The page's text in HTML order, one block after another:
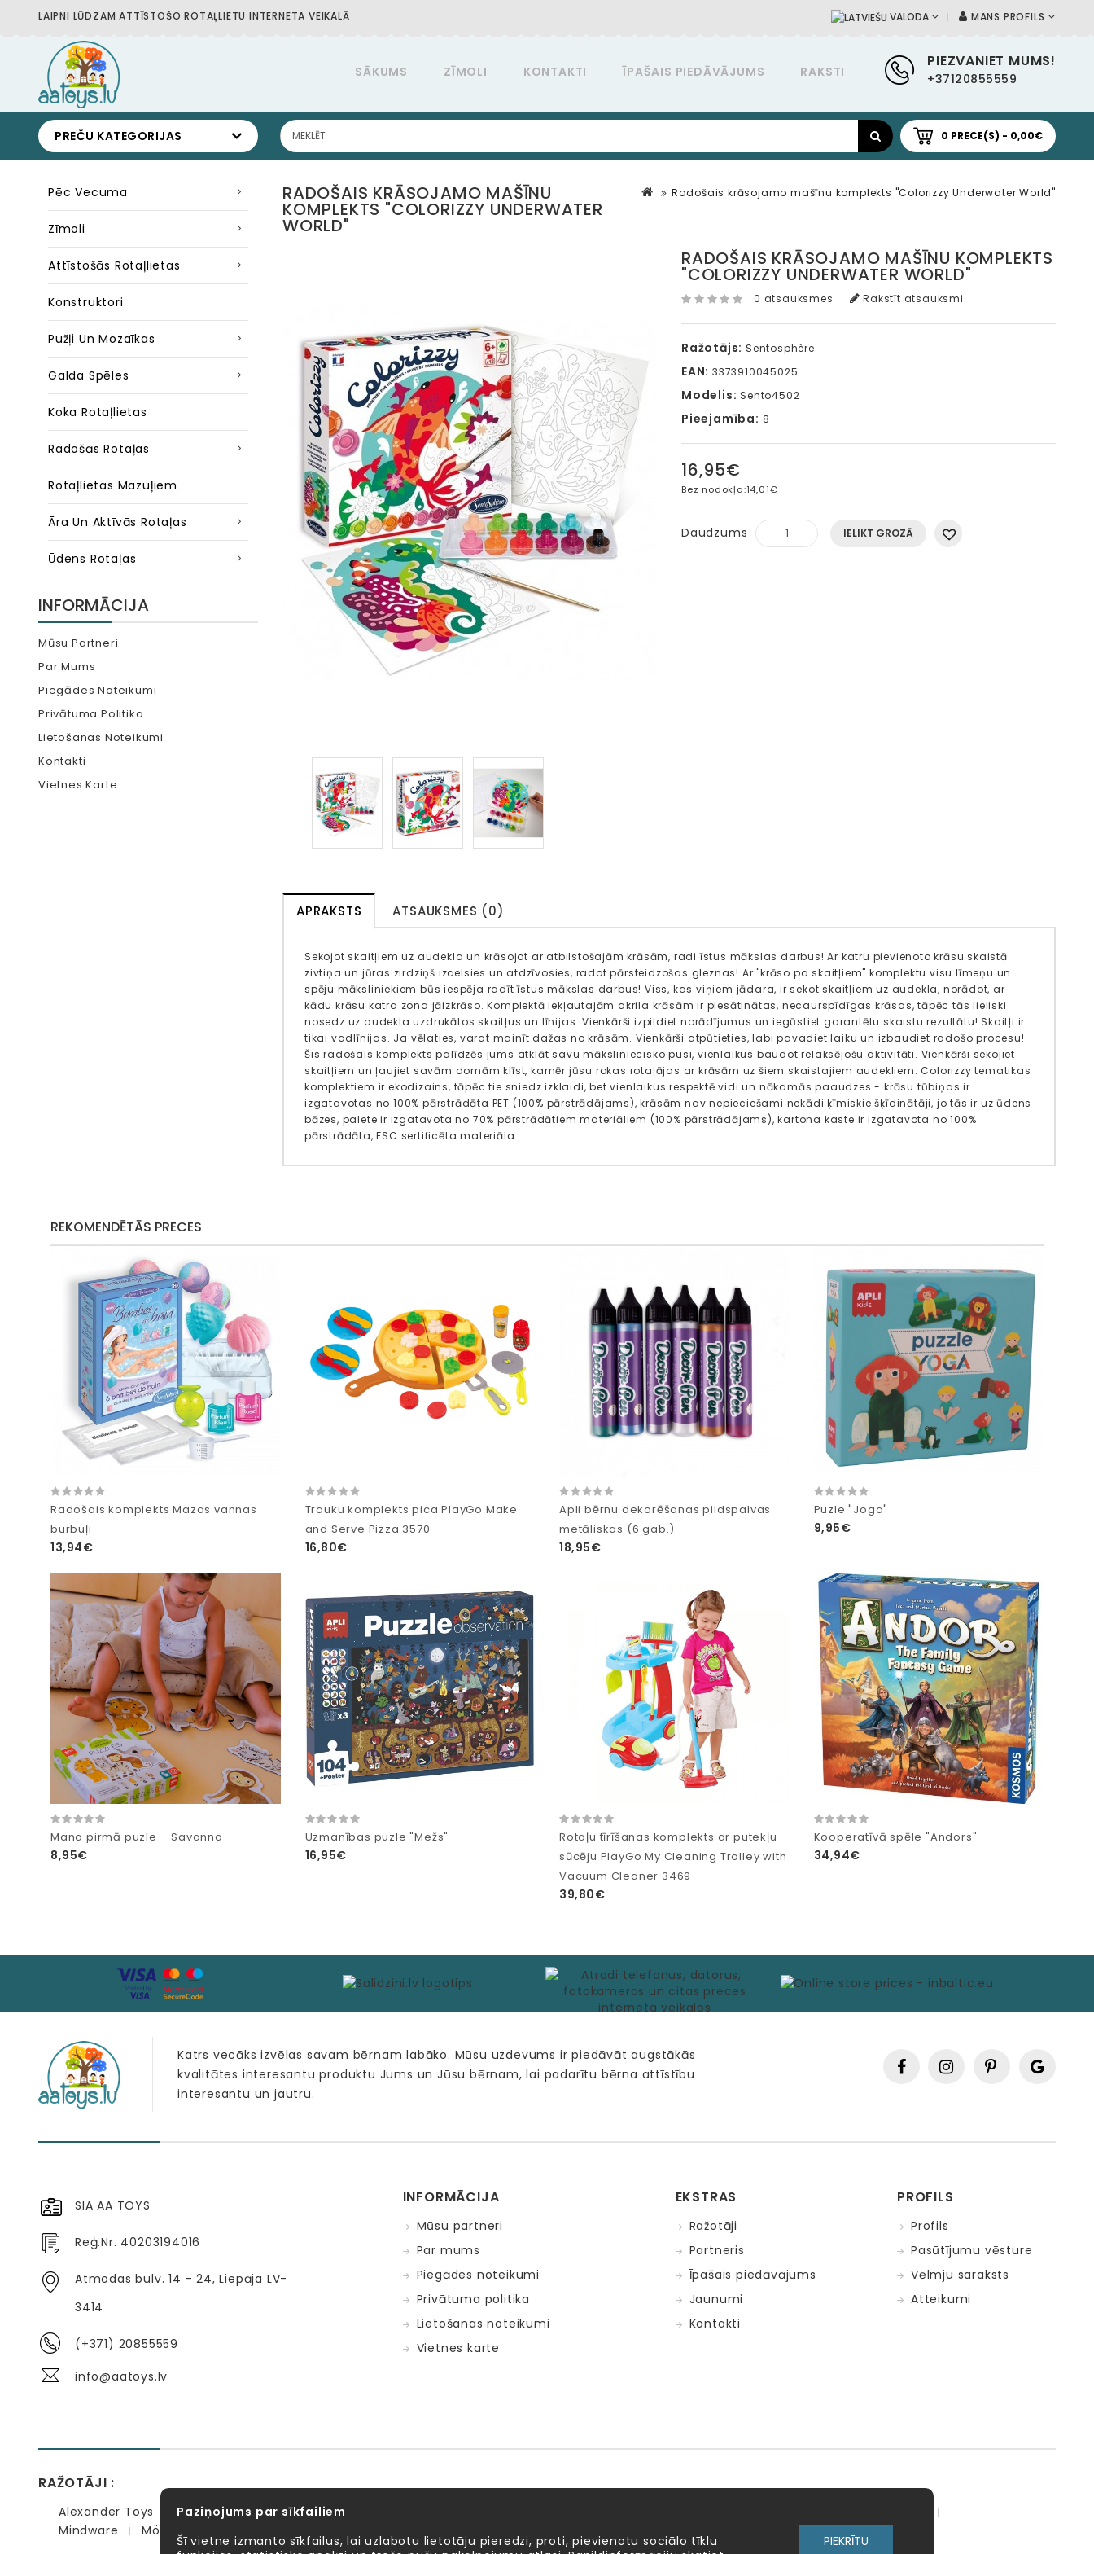
LAIPNI LŪDZAM ATTĪSTOŠO ROTAĻLIETU INTERNETA VEIKALĀ MANS PROFILS
VALODA
PIEZVANIET MUMS!
+37120855559
SĀKUMS ZĪMOLI KONTAKTI ĪPAŠAIS PIEDĀVĀJUMS RAKSTI
PREČU KATEGORIJAS 0 PRECE(S) - 0,00€
Pēc Vecuma
Zīmoli
Attīstošās Rotaļlietas
Konstruktori
Pužļi Un Mozaīkas
Galda Spēles
Koka Rotaļlietas
Radošās Rotaļas
Rotaļlietas Mazuļiem
Āra Un Aktīvās Rotaļas
Ūdens Rotaļas
INFORMĀCIJA
Mūsu Partneri
Par Mums
Piegādes Noteikumi
Privātuma Politika
Lietošanas Noteikumi
Kontakti
Vietnes Karte
Radošais krāsojamo mašīnu komplekts "Colorizzy Underwater World"
RADOŠAIS KRĀSOJAMO MAŠĪNU
KOMPLEKTS "COLORIZZY UNDERWATER
WORLD"
RADOŠAIS KRĀSOJAMO MAŠĪNU KOMPLEKTS
"COLORIZZY UNDERWATER WORLD"
0 atsauksmes Rakstīt atsauksmi
Ražotājs: Sentosphère
EAN: 3373910045025
Modelis: Sento4502
Pieejamība: 8
16,95€
Bez nodokļa:14,01€
Daudzums IELIKT GROZĀ
APRAKSTS ATSAUKSMES (0)
Sekojot skaitļiem uz audekla un krāsojot ar atbilstošajām krāsām, radi īstus mākslas darbus! Ar katru pievienoto krāsu skaistā
zivtiņa un jūras zirdziņš izcelsies un atdzīvosies, radot pārsteidzošas gleznas! Ar "krāso pa skaitļiem" komplektu visu līmeņu un
spēju māksliniekiem būs iespēja radīt īstus mākslas darbus! Viss, kas viņiem jādara, ir sekot skaitļiem uz audekla, norādot, ar
kādu krāsu katra zona jāizkrāso. Komplektā iekļautajām akrila krāsām ir piesātinātas, necaurspīdīgas krāsas, tāpēc tās lieliski
nosedz uz audekla uzdrukātos skaitļus un līnijas. Vienkārši izpildiet norādījumus un iegūstiet garantētu skaistu rezultātu! Skaitļi ir
tikai vadlīnijas. Ja vēlaties, varat mainīt dažas no krāsām. Vienkārši atpūtieties, labi pavadiet laiku un izbaudiet radošo procesu!
Šis radošais komplekts palīdzēs jums atklāt savu māksliniecisko pusi, vienlaikus baudot relaksējošu aktivitāti. Vienkārši sekojiet
skaitļiem un ļaujiet savām domām klīst, kamēr jūsu rokas rotaļājas ar krāsām uz šiem skaistajiem audekliem. Colorizzy tematikas
komplektiem ir ekodizains, tāpēc tie sniedz izklaidi, bet vienlaikus respektē vidi un nākamās paaudzes - krāsu tūbiņas ir
izgatavotas no 100% pārstrādāta PET (100% pārstrādājams), krāsām nav nepieciešami nekādi ķīmiskie šķīdinātāji, jo tās ir uz ūdens
bāzes, palete ir izgatavota no 70% pārstrādātiem materiāliem (100% pārstrādājams), kartona kaste ir izgatavota no 100%
pārstrādāta, FSC sertificēta materiāla.
REKOMENDĒTĀS PRECES
Radošais komplekts Mazas vannas
burbuļi
13,94€
Trauku komplekts pica PlayGo Make
and Serve Pizza 3570
16,80€
Apli bērnu dekorēšanas pildspalvas
metāliskas (6 gab.)
18,95€
Puzle "Joga"
9,95€
Mana pirmā puzle – Savanna
8,95€
Uzmanības puzle "Mežs"
16,95€
Rotaļu tīrīšanas komplekts ar putekļu
sūcēju PlayGo My Cleaning Trolley with
Vacuum Cleaner 3469
39,80€
Kooperatīvā spēle "Andors"
34,94€
Katrs vecāks izvēlas savam bērnam labāko. Mūsu uzdevums ir piedāvāt augstākās
kvalitātes interesantu produktu Jums un Jūsu bērnam, lai padarītu bērna attīstību
interesantu un jautru.
SIA AA TOYS
Reģ.Nr. 40203194016
Atmodas bulv. 14 - 24, Liepāja LV-
3414
(+371) 20855559
info@aatoys.lv
INFORMĀCIJA
Mūsu partneri
Par mums
Piegādes noteikumi
Privātuma politika
Lietošanas noteikumi
Vietnes karte
EKSTRAS
Ražotāji
Partneris
Īpašais piedāvājums
Jaunumi
Kontakti
PROFILS
Profils
Pasūtījumu vēsture
Vēlmju saraksts
Atteikumi
RAŽOTĀJI :
Alexander Toys APLI kids Bibio EBULOBO
Mindware
Möbi
Paziņojums par sīkfailiem
Šī vietne izmanto sīkfailus, lai uzlabotu lietotāju pieredzi, proti, pievienotu sociālo tīklu
PIEKRĪTU